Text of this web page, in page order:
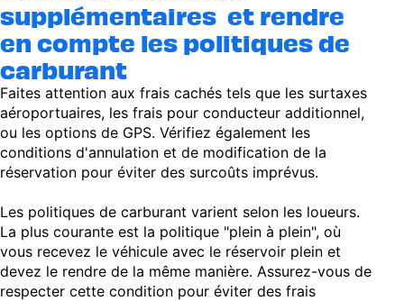
supplémentaires et rendre
en compte les politiques de
carburant
Faites attention aux frais cachés tels que les surtaxes
aéroportuaires, les frais pour conducteur additionnel,
ou les options de GPS. Vérifiez également les
conditions d'annulation et de modification de la
réservation pour éviter des surcoûts imprévus.
Les politiques de carburant varient selon les loueurs.
La plus courante est la politique "plein à plein", où
vous recevez le véhicule avec le réservoir plein et
devez le rendre de la même manière. Assurez-vous de
respecter cette condition pour éviter des frais